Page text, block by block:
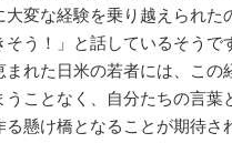
大変な経験を乗り越えられた
そう！」と話しているそうで
まれた日米の若者には、この
うことなく、自分たちの言葉
る懸け橋となることが期待さ